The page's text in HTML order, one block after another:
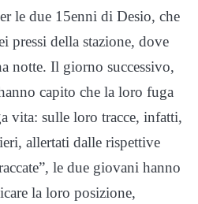
le due 15enni di Desio, che
pressi della stazione, dove
notte. Il giorno successivo,
capito che la loro fuga
vita: sulle loro tracce, infatti,
allertati dalle rispettive
le due giovani hanno
la loro posizione,